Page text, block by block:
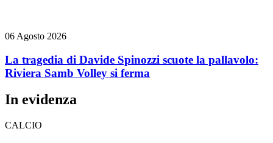
06 Agosto 2026
La tragedia di Davide Spinozzi scuote la pallavolo:
Riviera Samb Volley si ferma
In evidenza
CALCIO